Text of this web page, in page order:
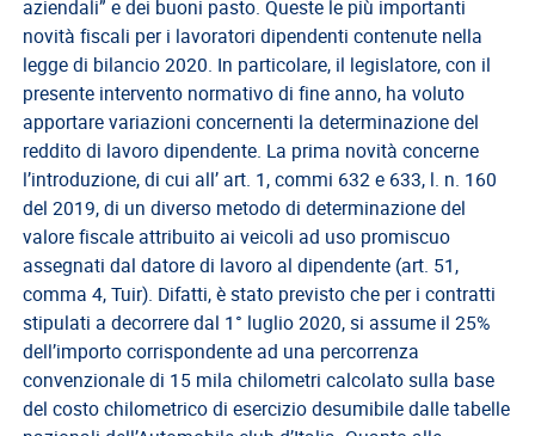
del
Lavoro
Ricerca
Iscritti
Modulistica
Norme
e
Regolamenti
ANCL
Direttivo
Ancl
ENPACL
aziendali” e dei buoni pasto. Queste le più importanti
novità fiscali per i lavoratori dipendenti contenute nella
legge di bilancio 2020. In particolare, il legislatore, con il
presente intervento normativo di fine anno, ha voluto
apportare variazioni concernenti la determinazione del
reddito di lavoro dipendente. La prima novità concerne
l’introduzione, di cui all’ art. 1, commi 632 e 633, l. n. 160
del 2019, di un diverso metodo di determinazione del
valore fiscale attribuito ai veicoli ad uso promiscuo
assegnati dal datore di lavoro al dipendente (art. 51,
comma 4, Tuir). Difatti, è stato previsto che per i contratti
stipulati a decorrere dal 1° luglio 2020, si assume il 25%
dell’importo corrispondente ad una percorrenza
convenzionale di 15 mila chilometri calcolato sulla base
del costo chilometrico di esercizio desumibile dalle tabelle